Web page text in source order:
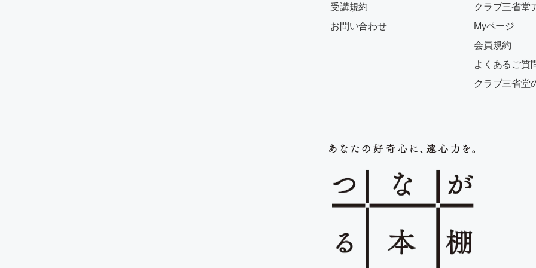
受講規約
お問い合わせ
クラブ三省堂
Myページ
会員規約
よくあるご質
クラブ三省堂